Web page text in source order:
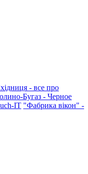
- все про
Бугаз - Черное
IT "Фабрика вікон" -